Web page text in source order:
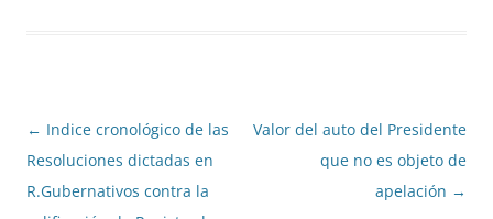
Navegación
de
entradas
← Indice cronológico de las
Resoluciones dictadas en
R.Gubernativos contra la
Valor del auto del Presidente
que no es objeto de
apelación →